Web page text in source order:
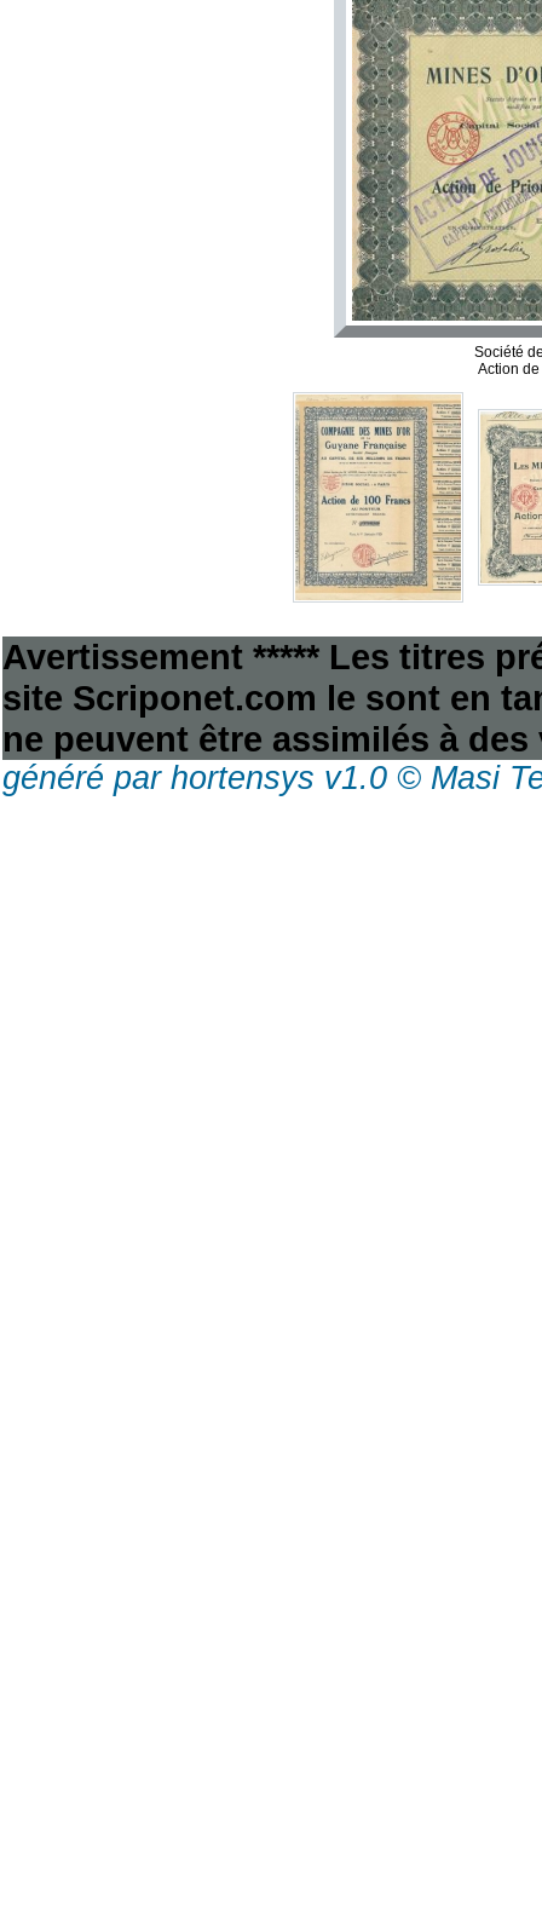
Société
Action
Avertissement ***** Les titres
site Scriponet.com le sont en
ne peuvent être assimilés à
généré par hortensys v1.0 © Masi